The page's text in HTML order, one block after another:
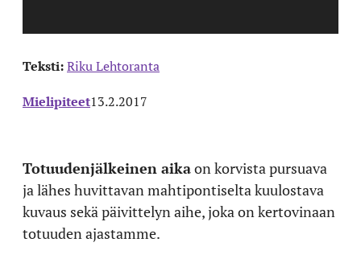
Teksti:Riku Lehtoranta
Mielipiteet13.2.2017
Totuudenjälkeinen aikaon korvista pursuava
ja lähes huvittavan mahtipontiselta kuulostava
kuvaus sekä päivittelyn aihe, joka on kertovinaan
totuuden ajastamme.